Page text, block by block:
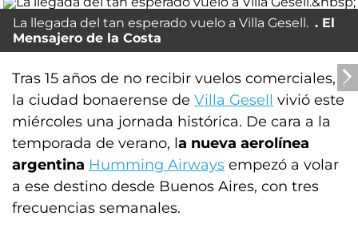
La llegada del tan esperado vuelo a Villa Gesell.
El
Mensajero de la Costa
Tras 15 años de no recibir vuelos comerciales,
la ciudad bonaerense de Villa Gesell vivió este
miércoles una jornada histórica. De cara a la
temporada de verano, la nueva aerolínea
argentina Humming Airways empezó a volar
a ese destino desde Buenos Aires, con tres
frecuencias semanales.